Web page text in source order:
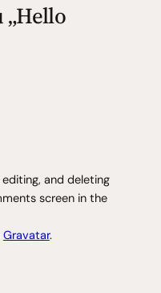
„Hello
and deleting
screen in the
Gravatar.